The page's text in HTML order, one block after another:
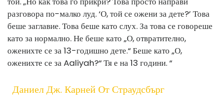
разговора по-малко луд. ‘О, той се ожени за дете?’ Това
беше заглавие. Това беше като слух. За това се говореше
като за нормално. Не беше като „О, отвратително,
оженихте се за 13-годишно дете.“ Беше като „О,
оженихте се за Aaliyah?“ Тя е на 13 години. “
Даниел Дж. Карней От Страудсбърг